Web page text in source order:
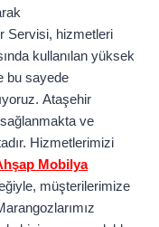
Servisi, hizmetleri
kullanılan yüksek
bu sayede
Ataşehir
ve
Hizmetlerimizi
Mobilya
müşterilerimize